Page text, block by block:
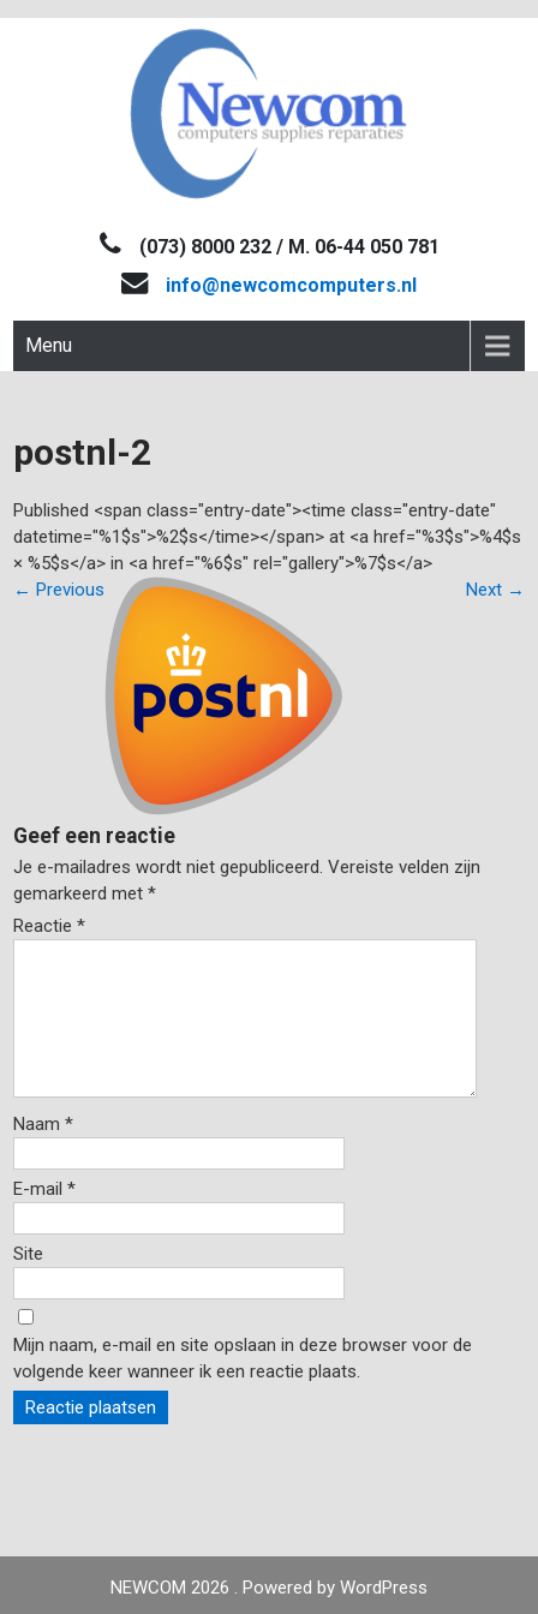
NEWCOM(073) 8000 232 / M. 06-44 050 781
info@newcomcomputers.nl
Menu
postnl-2
Published <span class="entry-date"><time class="entry-date"
datetime="%1$s">%2$s</time></span> at <a href="%3$s">%4$s
× %5$s</a> in <a href="%6$s" rel="gallery">%7$s</a>
← Previous Next →
Geef een reactie
Je e-mailadres wordt niet gepubliceerd. Vereiste velden zijn
gemarkeerd met*
Reactie*
Naam*
E-mail*
Site
Mijn naam, e-mail en site opslaan in deze browser voor de
volgende keer wanneer ik een reactie plaats.
NEWCOM 2026 . Powered by WordPress